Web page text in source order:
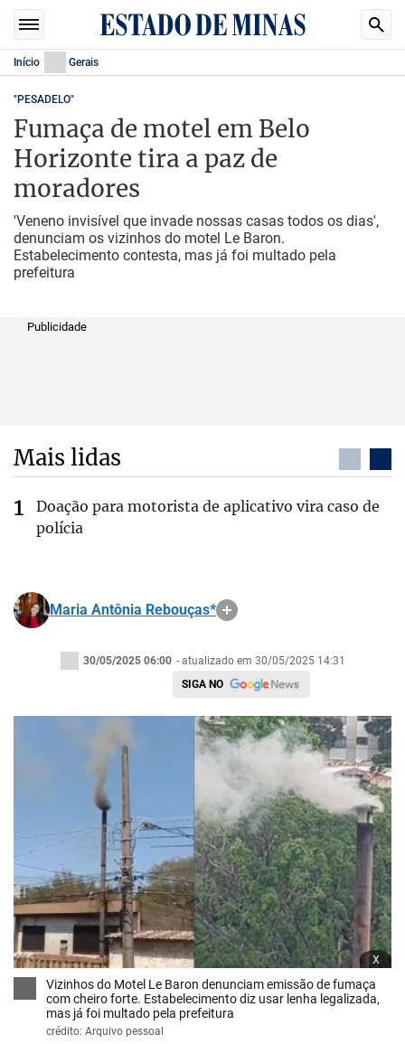
Início Gerais
"PESADELO"
Fumaça de motel em Belo
Horizonte tira a paz de
moradores
'Veneno invisível que invade nossas casas todos os dias',
denunciam os vizinhos do motel Le Baron.
Estabelecimento contesta, mas já foi multado pela
prefeitura
Publicidade
Mais lidas
Doação para motorista de aplicativo vira caso de
polícia
Maria Antônia Rebouças*
30/05/2025 06:00 - atualizado em 30/05/2025 14:31
SIGA NO
x
Vizinhos do Motel Le Baron denunciam emissão de fumaça
com cheiro forte. Estabelecimento diz usar lenha legalizada,
mas já foi multado pela prefeitura
crédito: Arquivo pessoal